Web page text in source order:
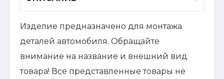
Изделие предназначено для монтажа
деталей автомобиля. Обращайте
внимание на название и внешний вид
товара! Все представленные товары не